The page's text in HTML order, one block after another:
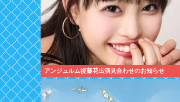
アンジュルム後藤花出演見合わせのお知らせ